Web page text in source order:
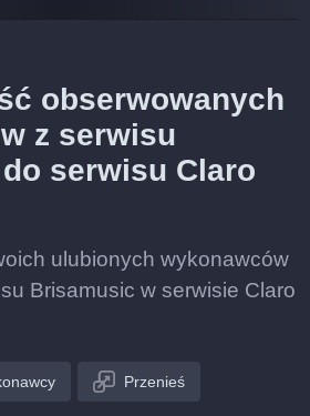
obserwowanych
z serwisu
serwisu Claro
ulubionych wykonawców
Brisamusic w serwisie Claro
Przenieś